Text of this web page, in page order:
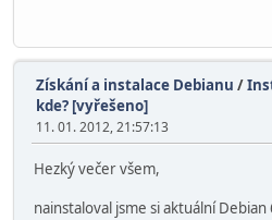
Získání a instalace Debianu /
kde? [vyřešeno]
11. 01. 2012, 21:57:13
Hezký večer všem,
nainstaloval jsme si aktuální